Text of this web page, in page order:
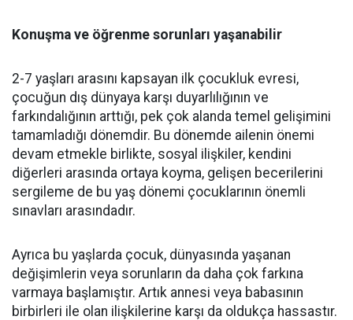
Konuşma ve öğrenme sorunları yaşanabilir
2-7 yaşları arasını kapsayan ilk çocukluk evresi,
çocuğun dış dünyaya karşı duyarlılığının ve
farkındalığının arttığı, pek çok alanda temel gelişimini
tamamladığı dönemdir. Bu dönemde ailenin önemi
devam etmekle birlikte, sosyal ilişkiler, kendini
diğerleri arasında ortaya koyma, gelişen becerilerini
sergileme de bu yaş dönemi çocuklarının önemli
sınavları arasındadır.
Ayrıca bu yaşlarda çocuk, dünyasında yaşanan
değişimlerin veya sorunların da daha çok farkına
varmaya başlamıştır. Artık annesi veya babasının
birbirleri ile olan ilişkilerine karşı da oldukça hassastır.